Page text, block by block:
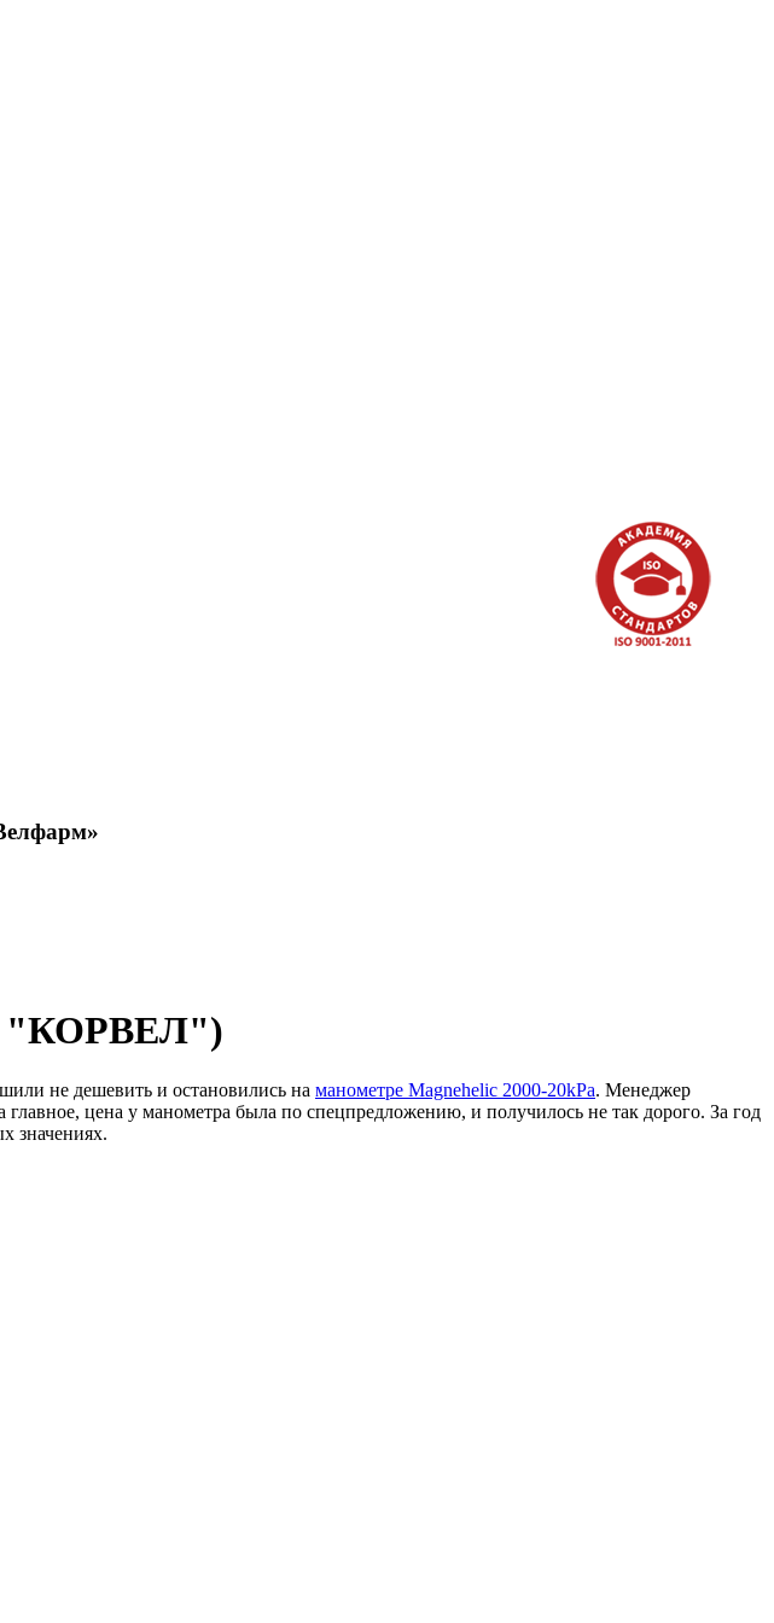
"КОРВЕЛ")
не дешевить и остановились на манометре Magnehelic 2000-20kPa. Менеджер
цена у манометра была по спецпредложению, и получилось не так дорого. За год
значениях.